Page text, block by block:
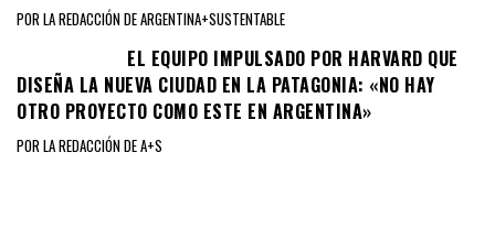
POR LA REDACCIÓN DE ARGENTINA+SUSTENTABLE
EL EQUIPO IMPULSADO POR HARVARD QUE
DISEÑA LA NUEVA CIUDAD EN LA PATAGONIA: «NO HAY
OTRO PROYECTO COMO ESTE EN ARGENTINA»
POR LA REDACCIÓN DE A+S